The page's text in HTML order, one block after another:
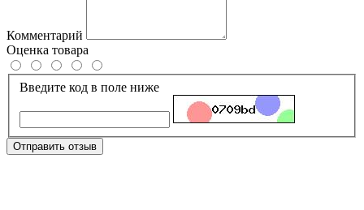
Комментарий
Оценка товара
Введите код в поле ниже
Отправить отзыв